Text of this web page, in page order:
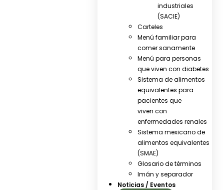
industriales
(SACIE)
Carteles
Menú familiar para
comer sanamente
Menú para personas
que viven con diabetes
Sistema de alimentos
equivalentes para
pacientes que
viven con
enfermedades renales
Sistema mexicano de
alimentos equivalentes
(SMAE)
Glosario de términos
Imán y separador
Noticias / Eventos